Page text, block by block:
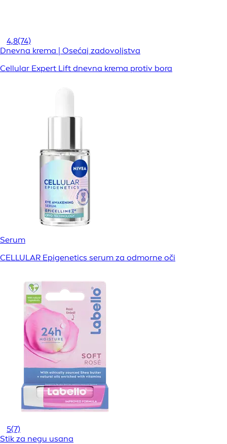
4,8(74)
Dnevna krema | Osećaj zadovoljstva
Cellular Expert Lift dnevna krema protiv bora
Serum
CELLULAR Epigenetics serum za odmorne oči
5(7)
Stik za negu usana